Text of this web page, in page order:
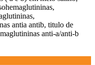
antia antib, titulo de
anti-a/anti-b